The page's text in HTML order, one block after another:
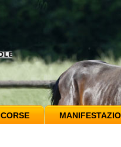
CORSE